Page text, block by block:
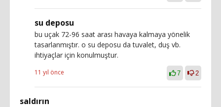
su deposu
bu uçak 72-96 saat arası havaya kalmaya yönelik
tasarlanmıştır. o su deposu da tuvalet, duş vb.
ihtiyaçlar için konulmuştur.
11 yıl önce 7 2
saldırın